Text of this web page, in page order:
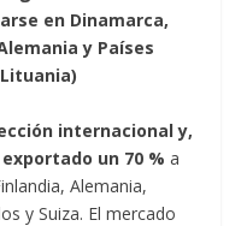
en Dinamarca,
y Países
internacional y,
un 70 % a
Alemania,
y Suiza. El mercado